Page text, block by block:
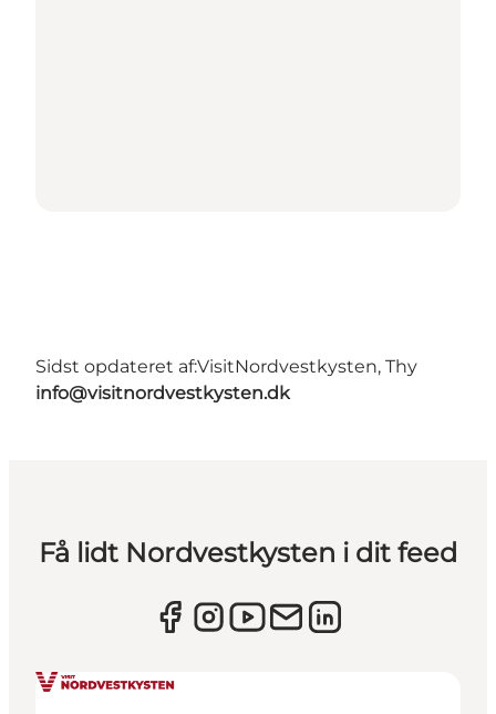
Sidst opdateret af:VisitNordvestkysten, Thy
info@visitnordvestkysten.dk
Få lidt Nordvestkysten i dit feed